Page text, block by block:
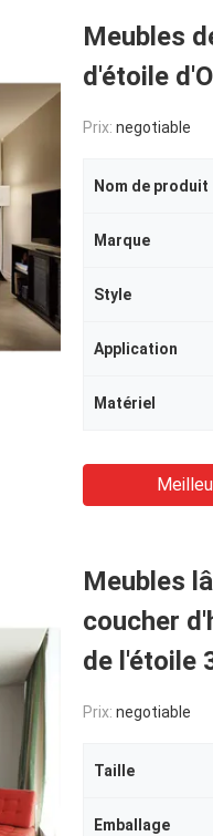
Meubles
d'étoile
Prix: negotiable
Nom de produit
Marque
Style
Application
Matériel
Meubles
coucher
de l'étoile
Prix: negotiable
Taille
Emballage